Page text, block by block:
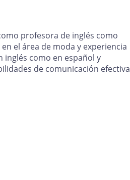
profesora de inglés como
el área de moda y experiencia
inglés como en español y
de comunicación efectiva